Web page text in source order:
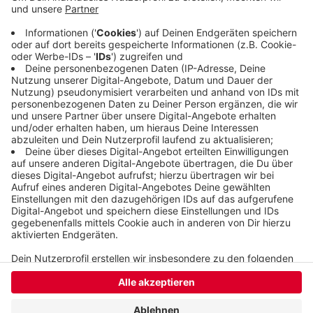
den Mindestlohn zugrunde legt. De facto sei es
vermutlich noch mehr gewesen, heißt es von der
Gastro-Gewerkschaft NGG. Der Überstunden-Berg
sei auch ein Symptom des Fachkräftemangels.
Veröffentlicht:Dienstag, 07.11.2023 13:55
Anzeige
Anzeige